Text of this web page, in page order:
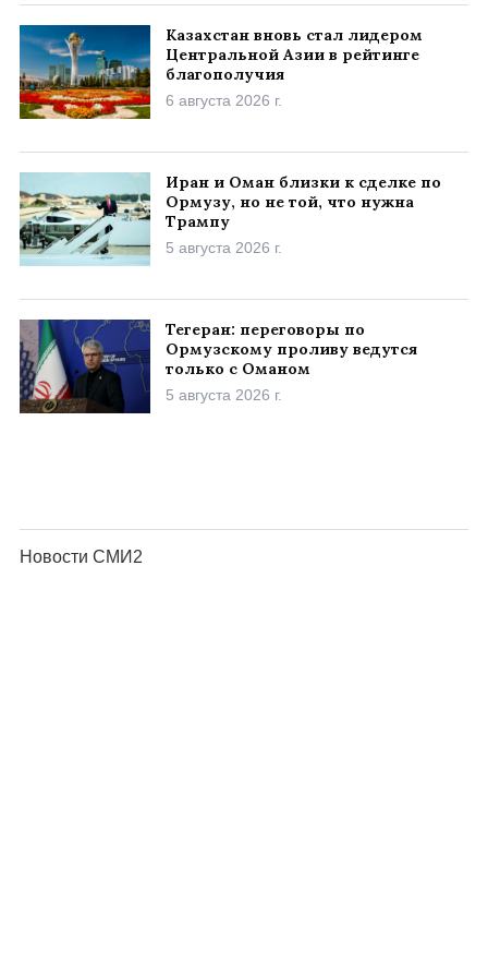
Казахстан вновь стал лидером
Центральной Азии в рейтинге
благополучия
6 августа 2026 г.
Иран и Оман близки к сделке по
Ормузу, но не той, что нужна
Трампу
5 августа 2026 г.
Тегеран: переговоры по
Ормузскому проливу ведутся
только с Оманом
5 августа 2026 г.